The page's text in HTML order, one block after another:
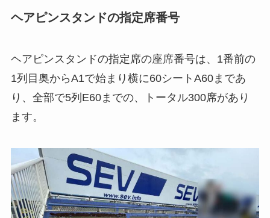
ヘアピンスタンドの指定席番号
ヘアピンスタンドの指定席の座席番号は、1番前の
1列目奥からA1で始まり横に60シートA60まであ
り、全部で5列E60までの、トータル300席があり
ます。